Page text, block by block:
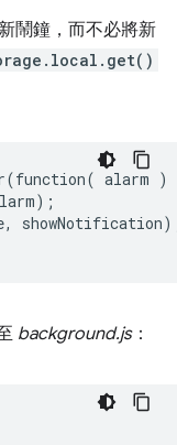
鬧鐘，而不必將新
alarm
background.js：